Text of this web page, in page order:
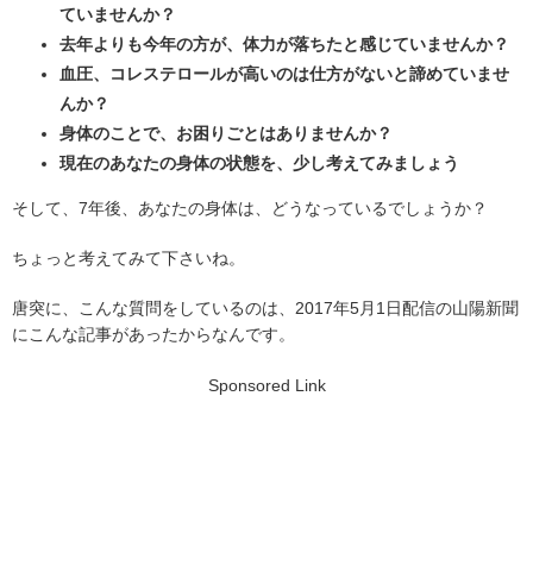
ていませんか？
去年よりも今年の方が、体力が落ちたと感じていませんか？
血圧、コレステロールが高いのは仕方がないと諦めていませ
んか？
身体のことで、お困りごとはありませんか？
現在のあなたの身体の状態を、少し考えてみましょう
そして、7年後、あなたの身体は、どうなっているでしょうか？
ちょっと考えてみて下さいね。
唐突に、こんな質問をしているのは、2017年5月1日配信の山陽新聞
にこんな記事があったからなんです。
Sponsored Link